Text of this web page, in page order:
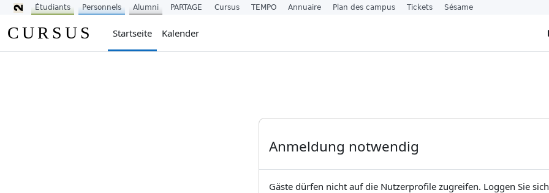
CURSUS Startseite Kalender
Anmeldung notwendig
Gäste dürfen nicht auf die Nutzerprofile zugreifen. Loggen Sie sich
Étudiants Personnels Alumni PARTAGE Cursus TEMPO Annuaire Plan des campus Tickets Sésame